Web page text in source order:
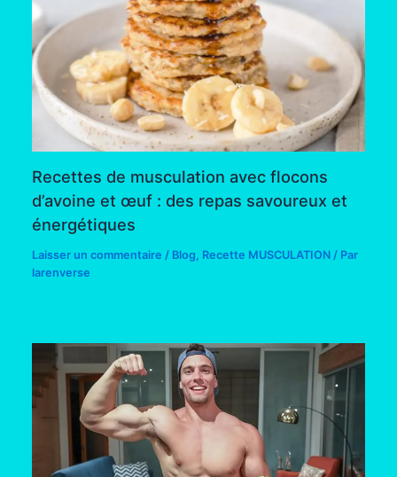
Recettes de musculation avec flocons
d’avoine et œuf : des repas savoureux et
énergétiques
Laisser un commentaire / Blog Recette MUSCULATION / Par
larenverse